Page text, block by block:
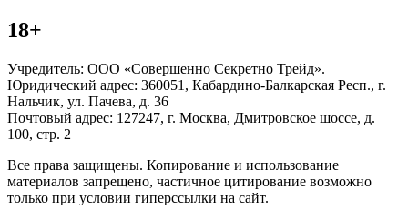
18+
Учредитель: ООО «Совершенно Секретно Трейд».
Юридический адрес: 360051, Кабардино-Балкарская Респ., г.
Нальчик, ул. Пачева, д. 36
Почтовый адрес: 127247, г. Москва, Дмитровское шоссе, д.
100, стр. 2
Все права защищены. Копирование и использование
материалов запрещено, частичное цитирование возможно
только при условии гиперссылки на сайт.